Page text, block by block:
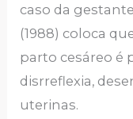
caso da
(1988) coloca
parto cesáreo é
disrreflexia,
uterinas.